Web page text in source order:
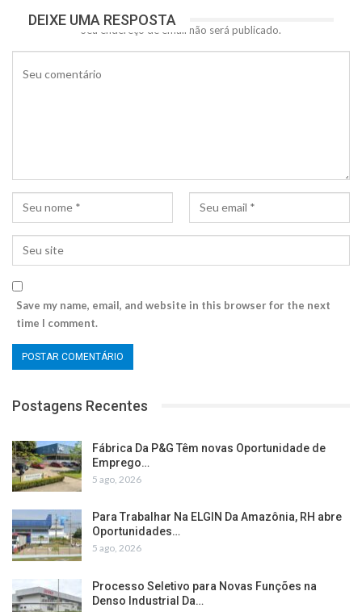
DEIXE UMA RESPOSTA
Seu endereço de email não será publicado.
Save my name, email, and website in this browser for the next
time I comment.
Postagens Recentes
Fábrica Da P&G Têm novas Oportunidade de
Emprego…
5 ago, 2026
Para Trabalhar Na ELGIN Da Amazônia, RH abre
Oportunidades…
5 ago, 2026
Processo Seletivo para Novas Funções na
Denso Industrial Da…